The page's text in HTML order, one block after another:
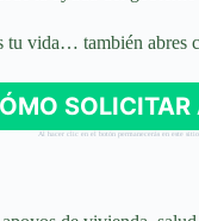
tu vida… también abres
Al hacer clic en el botón permanecerás en este sitio